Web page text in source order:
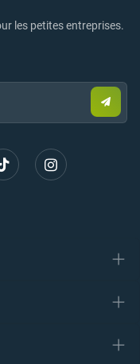
les petites entreprises.
un
mail